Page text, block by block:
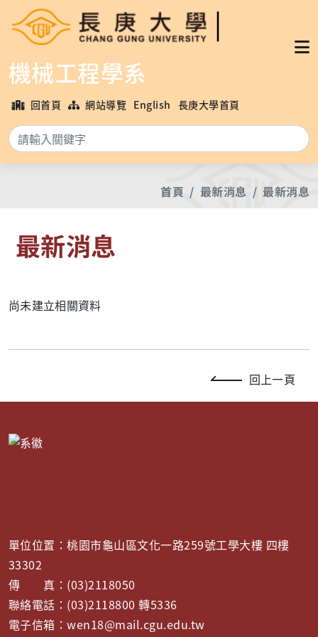
機械工程學系
回首頁 網站導覽 English 長庚大學首頁
搜尋
首頁 最新消息 最新消息
最新消息
尚未建立相關資料
回上一頁
單位位置：桃園市龜山區文化一路259號工學大樓 四樓
33302
傳 真：(03)2118050
聯絡電話：(03)2118800 轉5336
電子信箱：wen18@mail.cgu.edu.tw